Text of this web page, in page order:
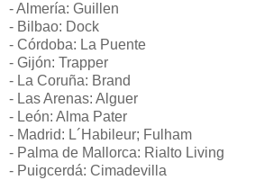
- Almería: Guillen
- Bilbao: Dock
- Córdoba: La Puente
- Gijón: Trapper
- La Coruña: Brand
- Las Arenas: Alguer
- León: Alma Pater
- Madrid: L´Habileur; Fulham
- Palma de Mallorca: Rialto Living
- Puigcerdá: Cimadevilla